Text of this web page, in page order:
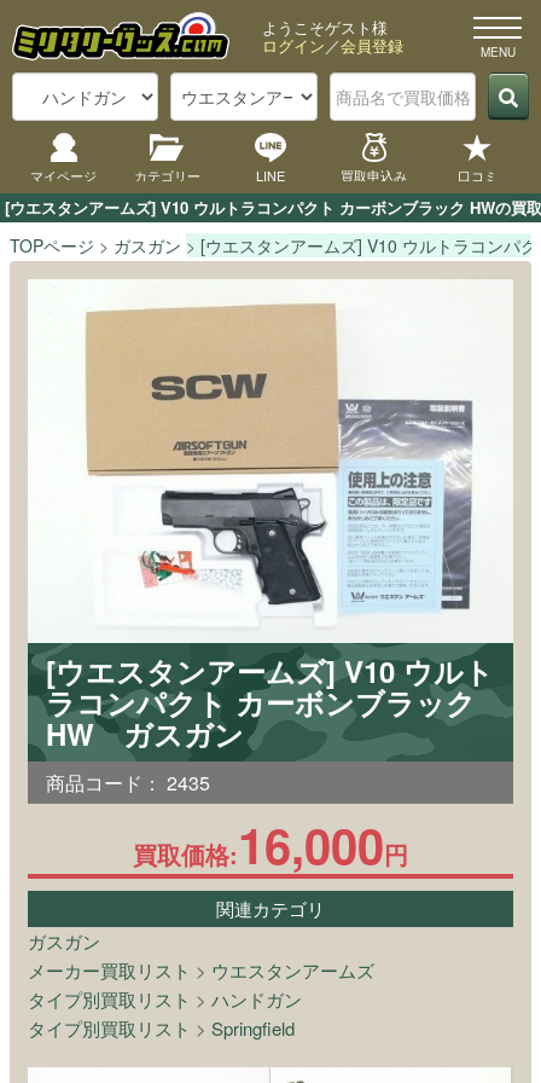
[ウエスタンアームズ] V10 ウルトラコンパクト カーボンブラック HWの
ようこそゲスト様
ログイン／会員登録
マイページ カテゴリー LINE 買取申込み 口コミ
TOPページ ガスガン [ウエスタンアームズ] V10 ウルトラコンパ
[ウエスタンアームズ] V10 ウルト
ラコンパクト カーボンブラック
HW ガスガン
商品コード： 2435
買取価格:16,000円
関連カテゴリ
ガスガン
メーカー買取リスト > ウエスタンアームズ
タイプ別買取リスト > ハンドガン
タイプ別買取リスト > Springfield